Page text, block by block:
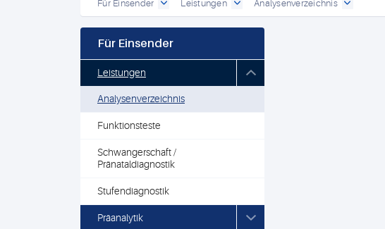
Für Einsender Leistungen Analysenverzeichnis
Für Einsender
Leistungen
Analysenverzeichnis
Funktionsteste
Schwangerschaft /
Pränataldiagnostik
Stufendiagnostik
Präanalytik